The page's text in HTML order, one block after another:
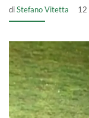
diStefano Vitetta 12